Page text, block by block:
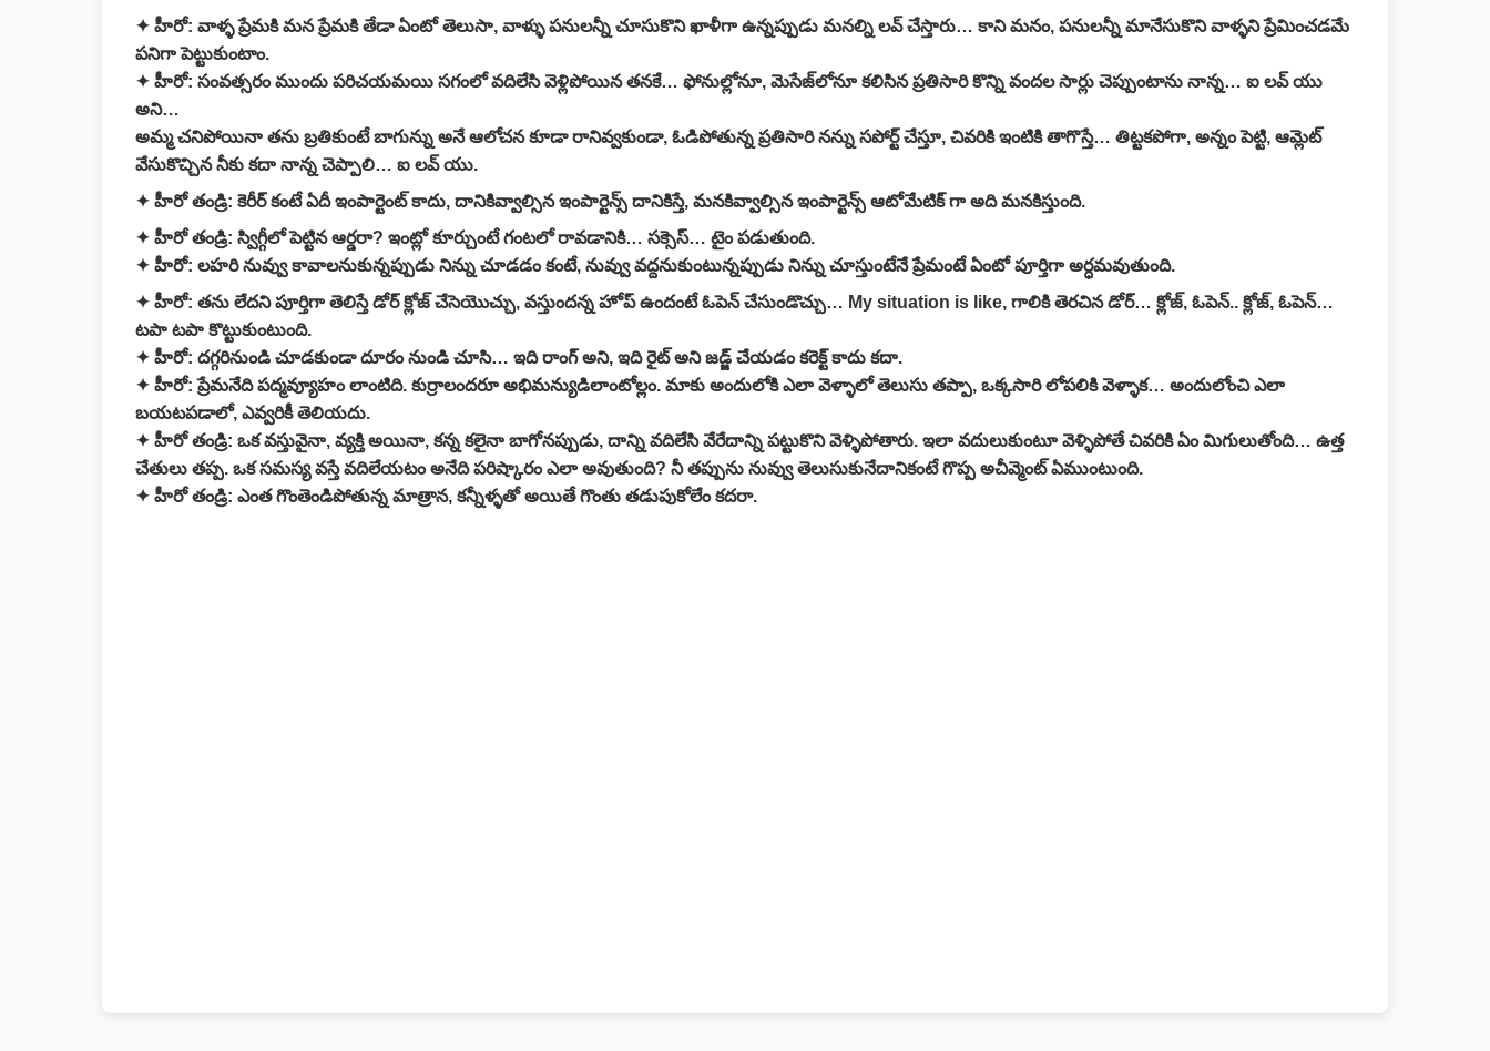
✦ హీరో: వాళ్ళ ప్రేమకి మన ప్రేమకి తేడా ఏంటో తెలుసా, వాళ్ళు పనులన్నీ చూసుకొని ఖాళీగా ఉన్నప్పుడు మనల్ని లవ్ చేస్తారు… కాని మనం, పనులన్నీ మానేసుకొని వాళ్ళని ప్రేమించడమే
పనిగా పెట్టుకుంటాం.
✦ హీరో: సంవత్సరం ముందు పరిచయమయి సగంలో వదిలేసి వెళ్లిపోయిన తనకే… ఫోను‌ల్లోనూ, మెసేజ్‌లోనూ కలిసిన ప్రతిసారి కొన్ని వందల సార్లు చెప్పుంటాను నాన్న… ఐ లవ్ యు
అని…
అమ్మ చనిపోయినా తను బ్రతికుంటే బాగున్ను అనే ఆలోచన కూడా రానివ్వకుండా, ఓడిపోతున్న ప్రతిసారి నన్ను సపోర్ట్ చేస్తూ, చివరికి ఇంటికి తాగొస్తే… తిట్టకపోగా, అన్నం పెట్టి, ఆమ్లెట్
వేసుకొచ్చిన నీకు కదా నాన్న చెప్పాలి… ఐ లవ్ యు.
✦ హీరో తండ్రి: కెరీర్ కంటే ఏదీ ఇంపార్టెంట్ కాదు, దానికివ్వాల్సిన ఇంపార్టెన్స్ దానికిస్తే, మనకివ్వాల్సిన ఇంపార్టెన్స్ ఆటోమేటిక్ గా అది మనకిస్తుంది.
✦ హీరో తండ్రి: స్విగ్గీలో పెట్టిన ఆర్డరా? ఇంట్లో కూర్చుంటే గంటలో రావడానికి… సక్సెస్… టైం పడుతుంది.
✦ హీరో: లహరి నువ్వు కావాలనుకున్నప్పుడు నిన్ను చూడడం కంటే, నువ్వు వద్దనుకుంటున్నప్పుడు నిన్ను చూస్తుంటేనే ప్రేమంటే ఏంటో పూర్తిగా అర్ధమవుతుంది.
✦ హీరో: తను లేదని పూర్తిగా తెలిస్తే డోర్ క్లోజ్ చేసెయొచ్చు, వస్తుందన్న హోప్ ఉందంటే ఓపెన్ చేసుండొచ్చు… My situation is like, గాలికి తెరచిన డోర్… క్లోజ్, ఓపెన్.. క్లోజ్, ఓపెన్…
టపా టపా కొట్టుకుంటుంది.
✦ హీరో: దగ్గరినుండి చూడకుండా దూరం నుండి చూసి… ఇది రాంగ్ అని, ఇది రైట్ అని జడ్జ్ చేయడం కరెక్ట్ కాదు కదా.
✦ హీరో:ప్రేమనేది పద్మవ్యూహం లాంటిది. కుర్రాలందరూ అభిమన్యుడిలాంటోల్లం. మాకు అందులోకి ఎలా వెళ్ళాలో తెలుసు తప్పా, ఒక్కసారి లోపలికి వెళ్ళాక… అందులోంచి ఎలా
బయటపడాలో, ఎవ్వరికీ తెలియదు.
✦ హీరో తండ్రి: ఒక వస్తువైనా, వ్యక్తి అయినా, కన్న కలైనా బాగోనప్పుడు, దాన్ని వదిలేసి వేరేదాన్ని పట్టుకొని వెళ్ళిపోతారు. ఇలా వదులుకుంటూ వెళ్ళిపోతే చివరికి ఏం మిగులుతోంది… ఉత్త
చేతులు తప్ప. ఒక సమస్య వస్తే వదిలేయటం అనేది పరిష్కారం ఎలా అవుతుంది? నీ తప్పును నువ్వు తెలుసుకునేదానికంటే గొప్ప అచీవ్మెంట్ ఏముంటుంది.
✦ హీరో తండ్రి: ఎంత గొంతెండిపోతున్న మాత్రాన, కన్నీళ్ళతో అయితే గొంతు తడుపుకోలేం కదరా.